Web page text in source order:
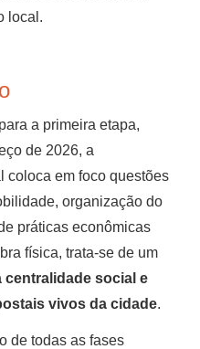
local.
a primeira etapa,
de 2026, a
coloca em foco questões
organização do
práticas econômicas
física, trata-se de um
centralidade social e
vivos da cidade.
de todas as fases